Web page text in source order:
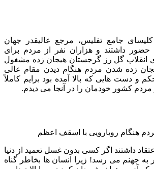
جامع تفلیس، مرجع عالیقدر جهان
حضور داشتند و هزاران نفر از مردم برای
انقلاب گل رز گرجستان هیجان زده مشغول
زده شدن مردم هنگام دیدن مقام عالی
و دست هایی که بالا آمده بود برایم کاملاً
مردم کشور خودمان را در آنجا می دیدم.
هنگام رویارویی با اسقف اعظم
تا قرن 13 اعتقاد داشتند اگر کسی بدون غسل تعمید از دنیا
به جهنم می رسد! زیرا انسان ها بخاطر گناه